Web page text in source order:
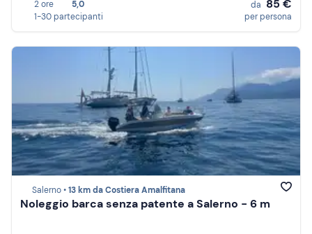
2 ore
5,0
1-30 partecipanti
da 85 €
per persona
Salerno •13 km da Costiera Amalfitana
Noleggio barca senza patente a Salerno - 6 m